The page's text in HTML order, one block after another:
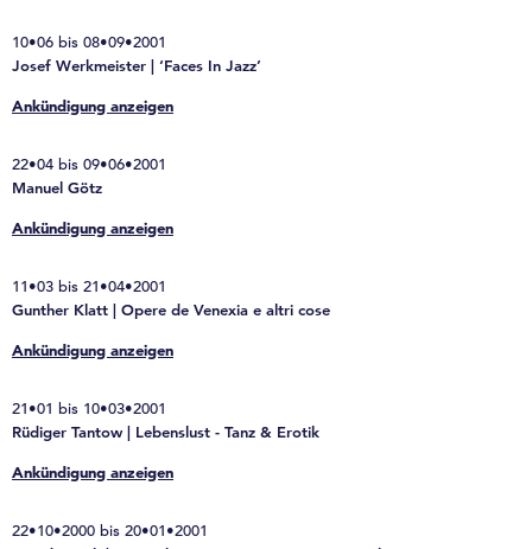
10•06 bis 08•09•2001
Josef Werkmeister | ‘Faces In Jazz’
Ankündigung anzeigen
22•04 bis 09•06•2001
Manuel Götz
Ankündigung anzeigen
11•03 bis 21•04•2001
Gunther Klatt | Opere de Venexia e altri cose
Ankündigung anzeigen
21•01 bis 10•03•2001
Rüdiger Tantow | Lebenslust - Tanz & Erotik
Ankündigung anzeigen
22•10•2000 bis 20•01•2001